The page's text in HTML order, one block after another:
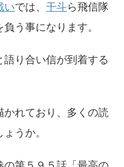
いでは、 干斗ら飛信隊
う事になります。
語り合い信が到着する
れており、多くの読
うか。